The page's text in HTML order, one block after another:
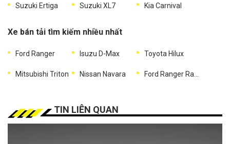
Suzuki Ertiga Suzuki XL7 Kia Carnival
Xe bán tải tìm kiếm nhiều nhất
Ford Ranger Isuzu D-Max Toyota Hilux
Mitsubishi Triton Nissan Navara
TIN LIÊN QUAN